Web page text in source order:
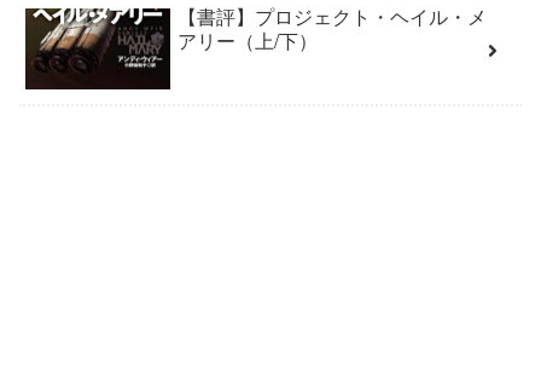
【書評】プロジェクト・ヘイル・メ
アリー（上/下）